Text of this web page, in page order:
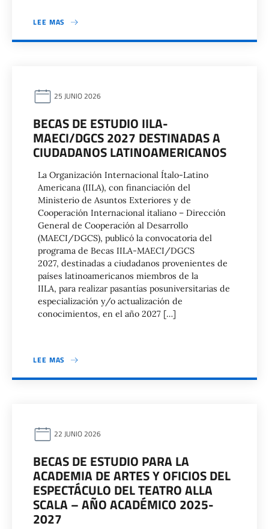
LEE MAS
25 JUNIO 2026
BECAS DE ESTUDIO IILA-
MAECI/DGCS 2027 DESTINADAS A
CIUDADANOS LATINOAMERICANOS
La Organización Internacional Ítalo-Latino
Americana (IILA), con financiación del
Ministerio de Asuntos Exteriores y de
Cooperación Internacional italiano – Dirección
General de Cooperación al Desarrollo
(MAECI/DGCS), publicó la convocatoria del
programa de Becas IILA-MAECI/DGCS
2027, destinadas a ciudadanos provenientes de
países latinoamericanos miembros de la
IILA, para realizar pasantías posuniversitarias de
especialización y/o actualización de
conocimientos, en el año 2027 […]
LEE MAS
22 JUNIO 2026
BECAS DE ESTUDIO PARA LA
ACADEMIA DE ARTES Y OFICIOS DEL
ESPECTÁCULO DEL TEATRO ALLA
SCALA – AÑO ACADÉMICO 2025-
2027